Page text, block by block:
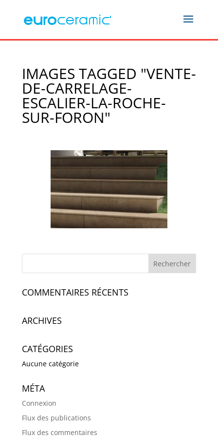
IMAGES TAGGED "VENTE-
DE-CARRELAGE-
ESCALIER-LA-ROCHE-
SUR-FORON"
COMMENTAIRES RÉCENTS
ARCHIVES
CATÉGORIES
Aucune catégorie
MÉTA
Connexion
Flux des publications
Flux des commentaires